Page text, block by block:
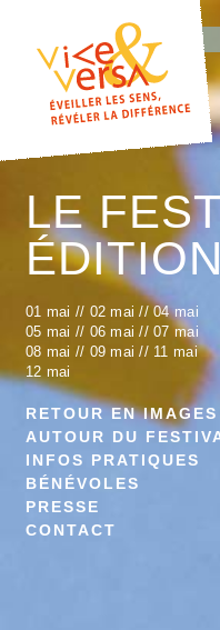
L'T
LE
01 mai // 02 mai//04 mai
05 mai // 06 mai //07 mai
08 mai // 09 mai // 11 mai
12 mai
RETOUR EN IMAGES
AUTOUR DU
INFOS PRATIQUES
BÉNÉVOLES
PRESSE
CONTACT